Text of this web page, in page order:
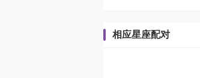
相应星座配对